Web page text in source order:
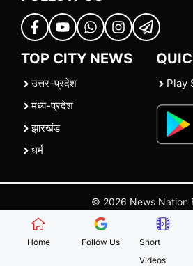
TOP CITY NEWS
उत्तर-प्रदेश
मध्य-प्रदेश
झारखंड
धर्म
Play
© 2026 News Nation
Home| |Contact Us |Policies
Home Follow Us
Short
Videos